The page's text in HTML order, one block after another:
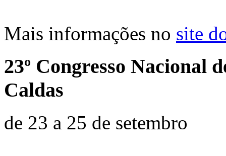
Mais informações no site
23º Congresso Nacional
Caldas
de 23 a 25 de setembro